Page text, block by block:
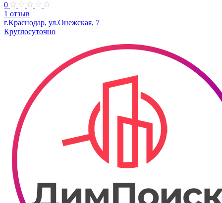
0
1 отзыв
г.Краснодар, ул.Онежская, 7
Круглосуточно